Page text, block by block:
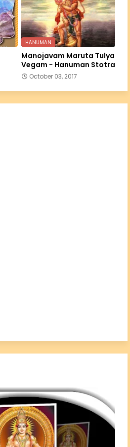
HANUMAN
Manojavam Maruta Tulya
Vegam - Hanuman Stotra
October 03, 2017